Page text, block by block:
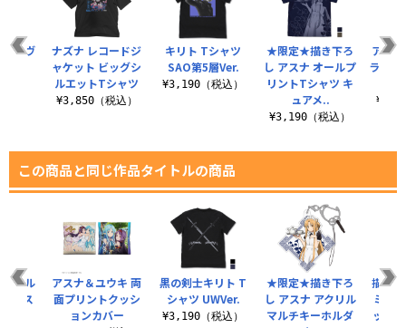
キリト Tシャツ
SAO第5層Ver.
¥3,190（税込）
★限定★描き下ろ
し アスナ オールプ
リントTシャツ キ
ュアメ..
¥3,190（税込）
アス
ラフィ
ュヴ
ナズナ レコードジ
ャケット ビッグシ
ルエットTシャツ
¥3,850（税込）
この商品と同じ作品タイトルの商品
黒の剣士キリト T
シャツ UWVer.
¥3,190（税込）
★限定★描き下ろ
し アスナ アクリル
マルチキーホルダ
描き
ミニ
ット
フル
ース
アスナ＆ユウキ 両
面プリントクッシ
ョンカバー